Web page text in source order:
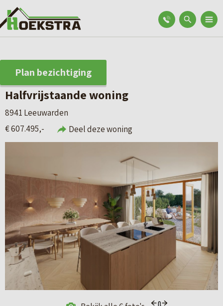
Plan bezichtiging
Halfvrijstaande woning
8941 Leeuwarden
€ 607.495,-
Deel deze woning